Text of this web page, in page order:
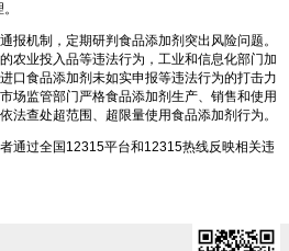
报机制，定期研判食品添加剂突出风险问题。
农业投入品等违法行为，工业和信息化部门加
口食品添加剂未如实申报等违法行为的打击力
场监管部门严格食品添加剂生产、销售和使用
法查处超范围、超限量使用食品添加剂行为。
通过全国12315平台和12315热线反映相关违